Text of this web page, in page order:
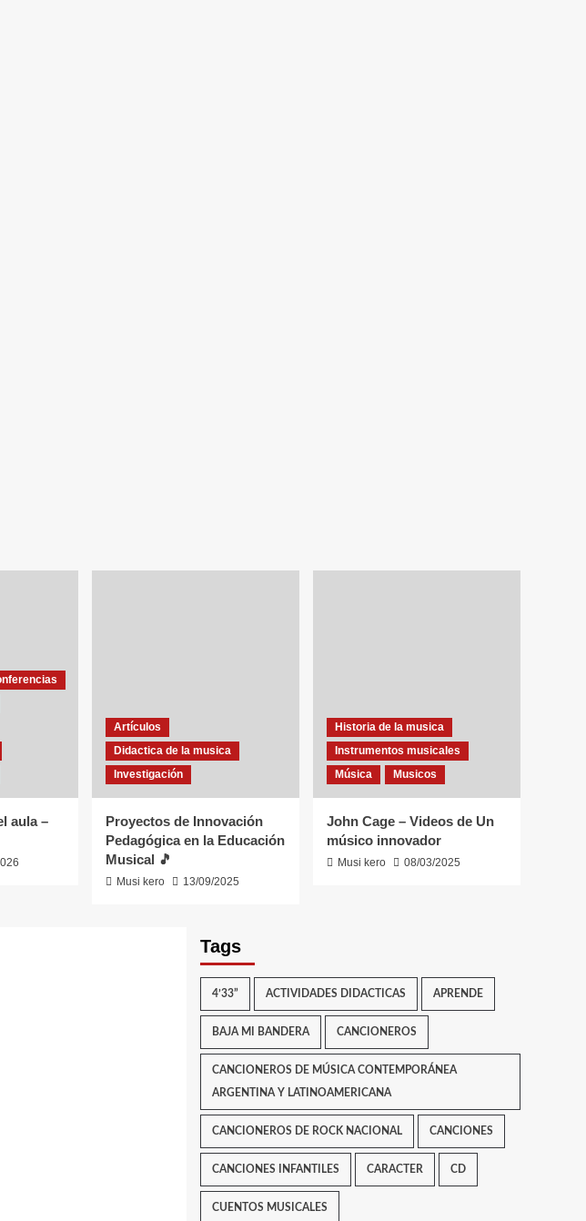
aula –
Artículos
Didactica de la musica
Investigación
Proyectos de Innovación
Pedagógica en la Educación
Musical 🎵
Musi kero 13/09/2025
Historia de la musica
Instrumentos musicales
Música
Musicos
John Cage – Videos de Un
músico innovador
Musi kero 08/03/2025
Tags
4’33” ACTIVIDADES DIDACTICAS APRENDE
BAJA MI BANDERA CANCIONEROS
CANCIONEROS DE MÚSICA CONTEMPORÁNEA
ARGENTINA Y LATINOAMERICANA
CANCIONEROS DE ROCK NACIONAL CANCIONES
CANCIONES INFANTILES CARACTER CD
CUENTOS MUSICALES